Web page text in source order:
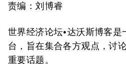
责编：刘博睿
世界经济论坛•达沃斯博客是
台，旨在集合各方观点，讨
重要话题。